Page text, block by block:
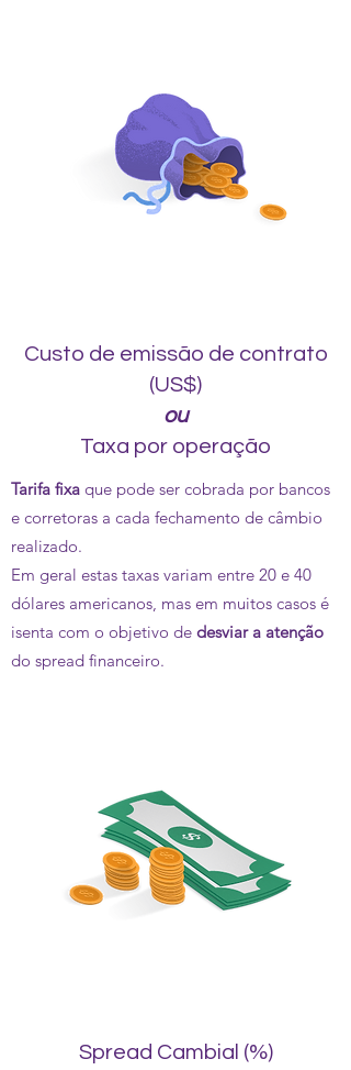
Custo de emissão de contrato
(US$)
ou
Taxa por operação
Tarifa fixa que pode ser cobrada por bancos
e corretoras a cada fechamento de câmbio
realizado.
Em geral estas taxas variam entre 20 e 40
dólares americanos, mas em muitos casos é
isenta com o objetivo de desviar a atenção
do spread financeiro.
Spread Cambial (%)